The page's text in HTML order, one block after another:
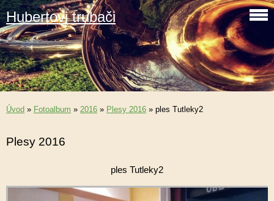
Hubertovi trubači
Úvod » Fotoalbum » 2016 » Plesy 2016 » ples Tutleky2
Plesy 2016
ples Tutleky2